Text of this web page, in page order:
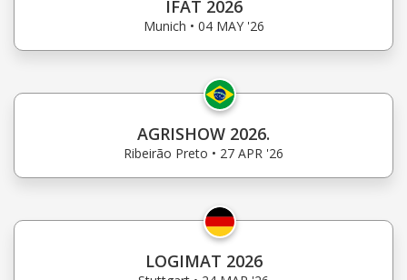
IFAT 2026
Munich • 04 MAY '26
AGRISHOW 2026.
Ribeirão Preto • 27 APR '26
LOGIMAT 2026